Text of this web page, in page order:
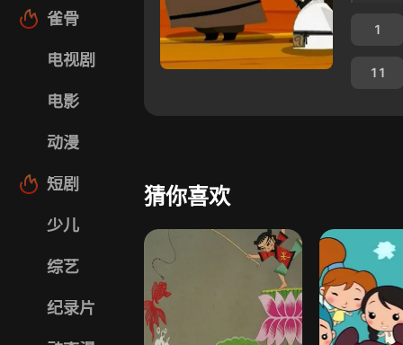
雀骨
电视剧
电影
动漫
短剧
少儿
综艺
纪录片
1
11
猜你喜欢